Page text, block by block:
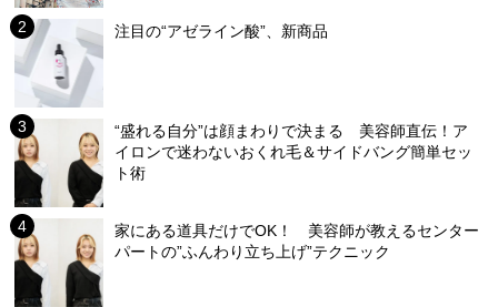
注目の“アゼライン酸”、新商品
“盛れる自分”は顔まわりで決まる 美容師直伝！ア
イロンで迷わないおくれ毛＆サイドバング簡単セッ
ト術
家にある道具だけでOK！ 美容師が教えるセンター
パートの”ふんわり立ち上げ”テクニック